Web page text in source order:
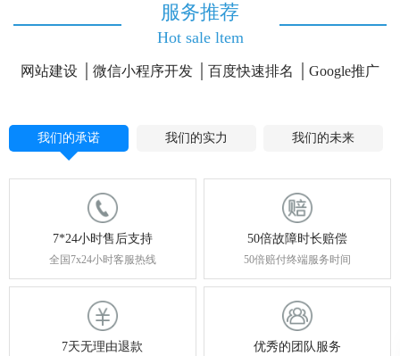
服务推荐
Hot sale ltem
网站建设 微信小程序开发 百度快速排名 Google推广
我们的承诺 我们的实力 我们的未来
7*24小时售后支持
全国7x24小时客服热线
50倍故障时长赔偿
50倍赔付终端服务时间
7天无理由退款 优秀的团队服务